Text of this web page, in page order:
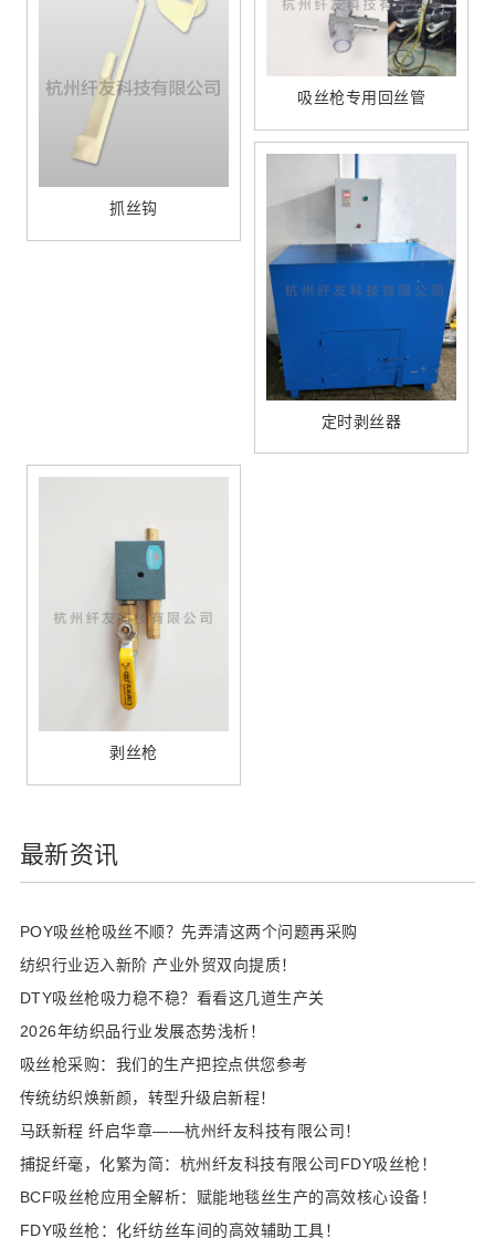
抓丝钩
吸丝枪专用回丝管
定时剥丝器
剥丝枪
最新资讯
POY吸丝枪吸丝不顺？先弄清这两个问题再采购
纺织行业迈入新阶 产业外贸双向提质！
DTY吸丝枪吸力稳不稳？看看这几道生产关
2026年纺织品行业发展态势浅析！
吸丝枪采购：我们的生产把控点供您参考
传统纺织焕新颜，转型升级启新程！
马跃新程 纤启华章——杭州纤友科技有限公司！
​捕捉纤毫，化繁为简：杭州纤友科技有限公司FDY吸丝枪！
BCF吸丝枪应用全解析：赋能地毯丝生产的高效核心设备！
FDY吸丝枪：化纤纺丝车间的高效辅助工具！